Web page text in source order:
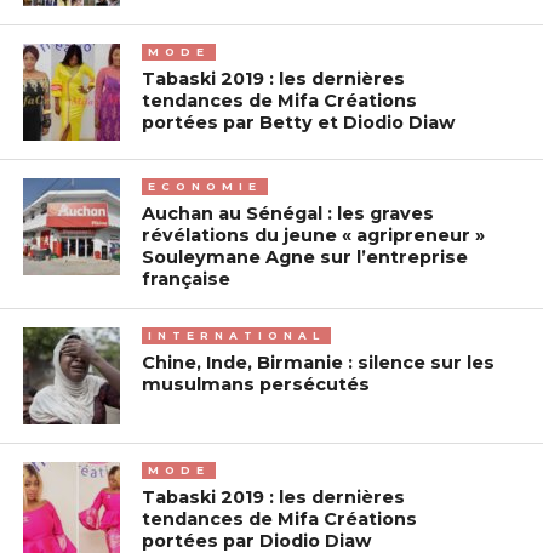
MODE
Tabaski 2019 : les dernières
tendances de Mifa Créations
portées par Betty et Diodio Diaw
ECONOMIE
Auchan au Sénégal : les graves
révélations du jeune « agripreneur »
Souleymane Agne sur l’entreprise
française
INTERNATIONAL
Chine, Inde, Birmanie : silence sur les
musulmans persécutés
MODE
Tabaski 2019 : les dernières
tendances de Mifa Créations
portées par Diodio Diaw